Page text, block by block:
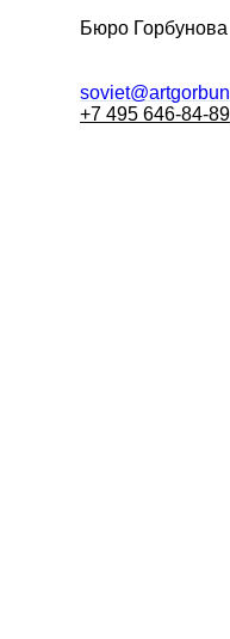
Бюро Горбунова
+7 495 646-84-89